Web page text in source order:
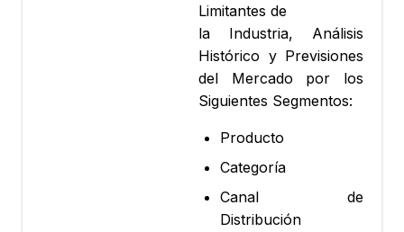
Limitantes de
la Industria, Análisis
Histórico y Previsiones
del Mercado por los
Siguientes Segmentos:
Producto
Categoría
Canal de
Distribución